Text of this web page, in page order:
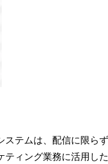
テムは、配信に限ら
ィング業務に活用し